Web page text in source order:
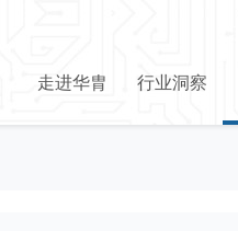
走进华胄 行业洞察